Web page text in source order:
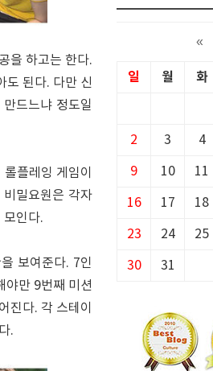
을 하고는 한다.
도 된다. 다만 신
드느냐 정도일
플레잉 게임이
밀요원은 각자
모인다.
보여준다. 7인
야만 9번째 미션
진다. 각 스테이
.
«
일 월 화
2 3 4
9 10 11
16 17 18
23 24 25
30 31